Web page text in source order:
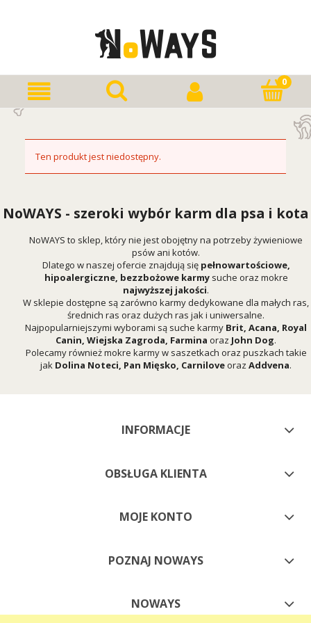
Ten produkt jest niedostępny.
NoWAYS - szeroki wybór karm dla psa i kota
NoWAYS to sklep, który nie jest obojętny na potrzeby żywieniowe
psów ani kotów.
Dlatego w naszej ofercie znajdują się pełnowartościowe,
hipoalergiczne, bezzbożowe karmy suche oraz mokre
najwyższej jakości.
W sklepie dostępne są zarówno karmy dedykowane dla małych ras,
średnich ras oraz dużych ras jak i uniwersalne.
Najpopularniejszymi wyborami są suche karmy Brit, Acana, Royal
Canin, Wiejska Zagroda, Farmina oraz John Dog.
Polecamy również mokre karmy w saszetkach oraz puszkach takie
jak Dolina Noteci, Pan Mięsko, Carniloveoraz Addvena.
INFORMACJE
OBSŁUGA KLIENTA
MOJE KONTO
POZNAJ NOWAYS
NOWAYS